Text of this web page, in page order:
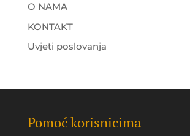
O NAMA
KONTAKT
Uvjeti poslovanja
Pomoć korisnicima